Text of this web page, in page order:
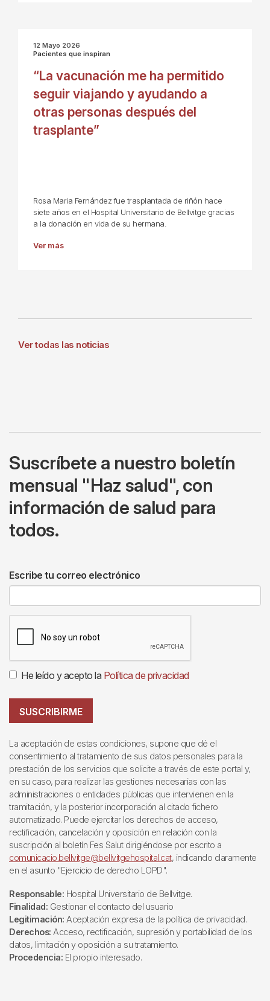
12 Mayo 2026
Pacientes que inspiran
“La vacunación me ha permitido
seguir viajando y ayudando a
otras personas después del
trasplante”
Rosa Maria Fernández fue trasplantada de riñón hace
siete años en el Hospital Universitario de Bellvitge gracias
a la donación en vida de su hermana.
Ver más
Ver todas las noticias
Suscríbete a nuestro boletín
mensual "Haz salud", con
información de salud para
todos.
Escribe tu correo electrónico
He leído y acepto la Política de privacidad
SUSCRIBIRME
La aceptación de estas condiciones, supone que dé el
consentimiento al tratamiento de sus datos personales para la
prestación de los servicios que solicite a través de este portal y,
en su caso, para realizar las gestiones necesarias con las
administraciones o entidades públicas que intervienen en la
tramitación, y la posterior incorporación al citado fichero
automatizado. Puede ejercitar los derechos de acceso,
rectificación, cancelación y oposición en relación con la
suscripción al boletín Fes Salut dirigiéndose por escrito a
comunicacio.bellvitge@bellvitgehospital.cat, indicando claramente
en el asunto "Ejercicio de derecho LOPD".
Responsable: Hospital Universitario de Bellvitge.
Finalidad: Gestionar el contacto del usuario
Legitimación: Aceptación expresa de la política de privacidad.
Derechos: Acceso, rectificación, supresión y portabilidad de los
datos, limitación y oposición a su tratamiento.
Procedencia: El propio interesado.